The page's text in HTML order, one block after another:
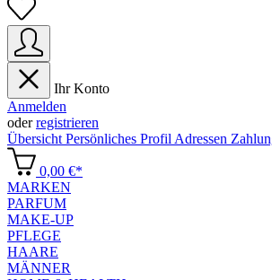
Ihr Konto
Anmelden
oderregistrieren
Übersicht Persönliches Profil Adressen
0,00 €*
MARKEN
PARFUM
MAKE-UP
PFLEGE
HAARE
MÄNNER